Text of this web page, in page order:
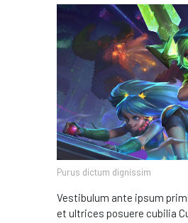
Purus dictum dignissim
Vestibulum ante ipsum
et ultrices posuere cubilia